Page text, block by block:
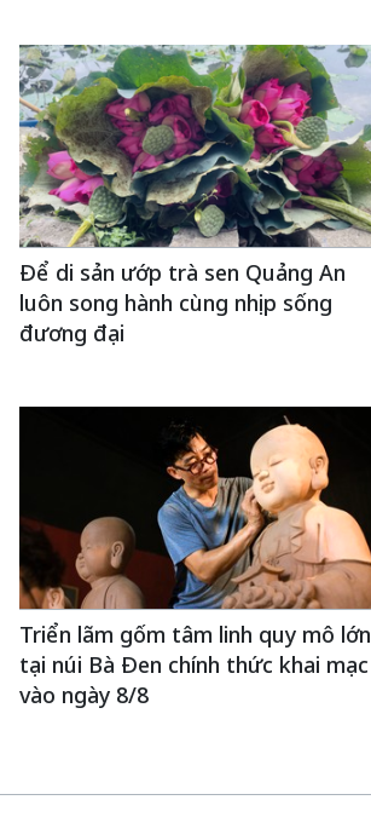
Để di sản ướp trà sen Quảng An
luôn song hành cùng nhịp sống
đương đại
Triển lãm gốm tâm linh quy mô lớn
tại núi Bà Đen chính thức khai mạc
vào ngày 8/8